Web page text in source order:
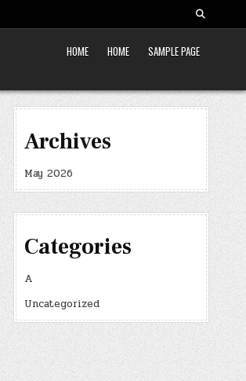
HOME HOME SAMPLE PAGE
Archives
May 2026
Categories
A
Uncategorized